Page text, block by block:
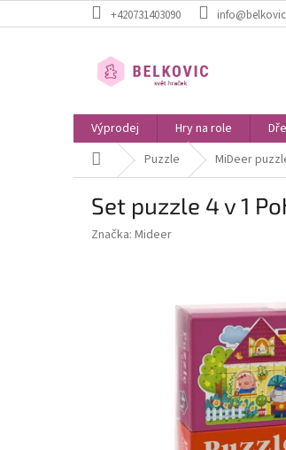
na
+420731403090
Výprodej Hry na role
Domů Puzzle MiDeer
Set puzzle 4 v 1
Značka: Mideer